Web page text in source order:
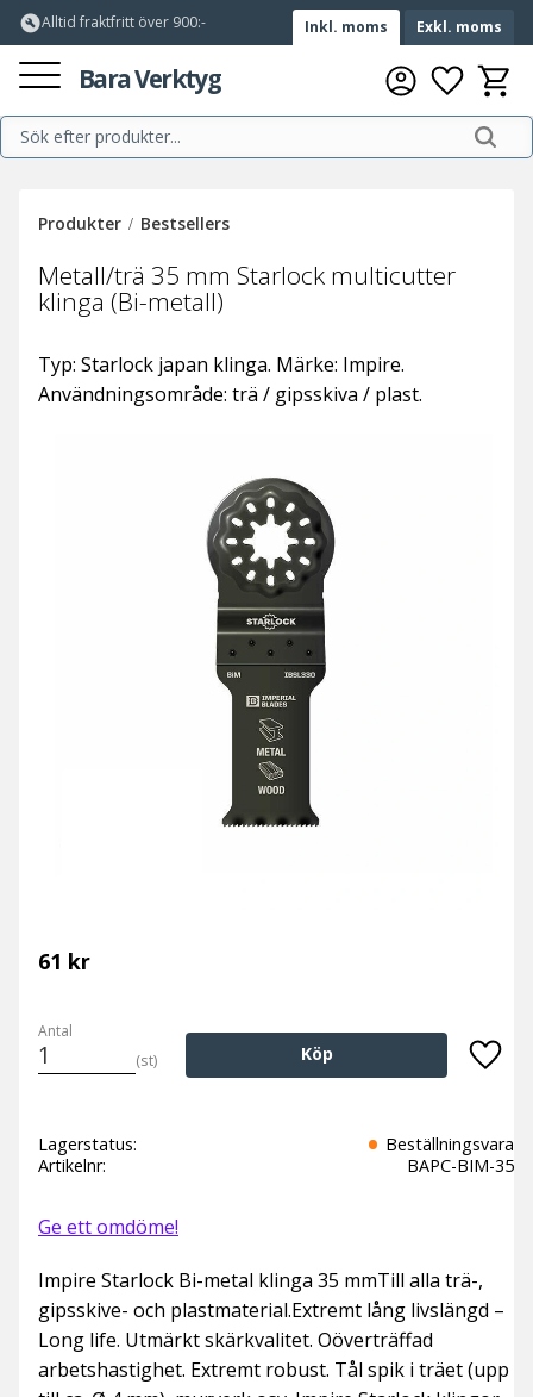
Meny
build_circleAlltid fraktfritt över 900:- Inkl. moms Exkl. moms
Bara Verktyg
Produkter Bestsellers
Metall/trä 35 mm Starlock multicutter
klinga (Bi-metall)
Typ: Starlock japan klinga. Märke: Impire.
Användningsområde: trä / gipsskiva / plast.
61 kr
Antal
st Köp
Lagerstatus
Beställningsvara
Artikelnr
BAPC-BIM-35
Ge ett omdöme!
Impire Starlock Bi-metal klinga 35 mmTill alla trä-,
gipsskive- och plastmaterial.Extremt lång livslängd –
Long life. Utmärkt skärkvalitet. Oöverträffad
arbetshastighet. Extremt robust. Tål spik i träet (upp